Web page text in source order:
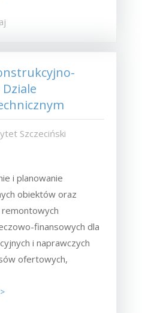
Szczeciński
i planowanie
obiektów oraz
finansowych dla
i naprawczych
ofertowych,